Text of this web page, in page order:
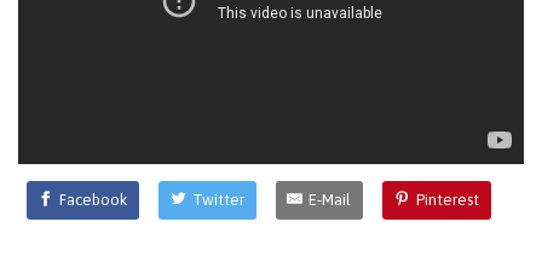
Facebook Twitter E-Mail Pinterest